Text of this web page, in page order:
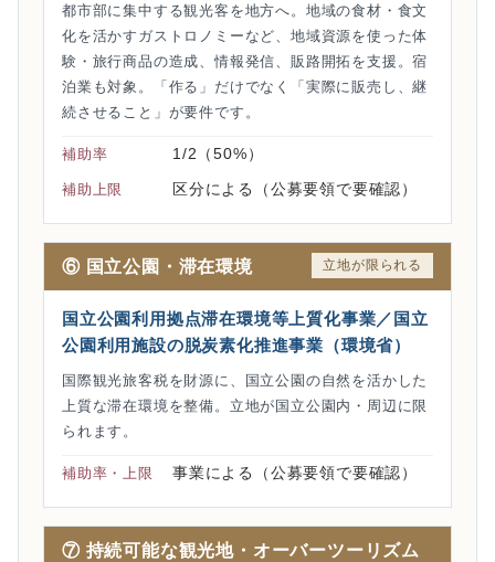
都市部に集中する観光客を地方へ。地域の食材・食文
化を活かすガストロノミーなど、地域資源を使った体
験・旅行商品の造成、情報発信、販路開拓を支援。宿
泊業も対象。「作る」だけでなく「実際に販売し、継
続させること」が要件です。
補助率 1/2（50%）
補助上限 区分による（公募要領で要確認）
⑥ 国立公園・滞在環境 立地が限られる
国立公園利用拠点滞在環境等上質化事業／国立
公園利用施設の脱炭素化推進事業（環境省）
国際観光旅客税を財源に、国立公園の自然を活かした
上質な滞在環境を整備。立地が国立公園内・周辺に限
られます。
補助率・上限 事業による（公募要領で要確認）
⑦ 持続可能な観光地・オーバーツーリズム